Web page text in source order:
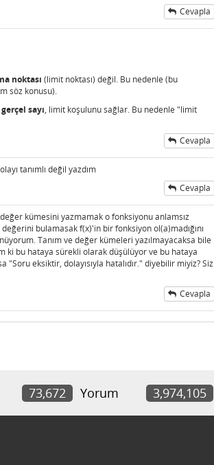
Cevapla
noktası(limit noktası) değil. Bu nedenle (bu
söz konusu).
sayı, limit koşulunu sağlar. Bu nedenle "limit
Cevapla
tanımlı değil yazdım
Cevapla
kümesini yazmamak o fonksiyonu anlamsız
bulamasak f(x)'in bir fonksiyon ol(a)madığını
Tanım ve değer kümeleri yazılmayacaksa bile
ki bu hataya sürekli olarak düşülüyor ve bu hataya
eksiktir, dolayısıyla hatalıdır." diyebilir miyiz? Siz
Cevapla
73,672 Yorum 3,974,105